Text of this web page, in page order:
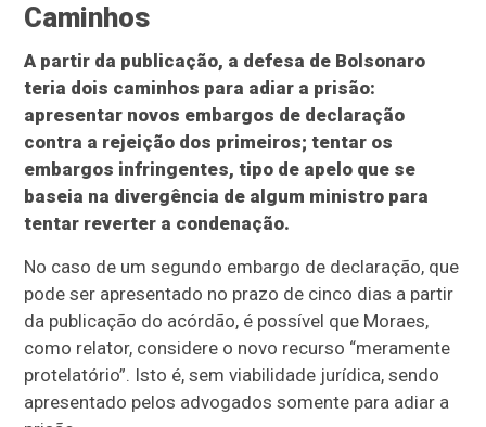
Caminhos
A partir da publicação, a defesa de Bolsonaro
teria dois caminhos para adiar a prisão:
apresentar novos embargos de declaração
contra a rejeição dos primeiros; tentar os
embargos infringentes, tipo de apelo que se
baseia na divergência de algum ministro para
tentar reverter a condenação.
No caso de um segundo embargo de declaração, que
pode ser apresentado no prazo de cinco dias a partir
da publicação do acórdão, é possível que Moraes,
como relator, considere o novo recurso “meramente
protelatório”. Isto é, sem viabilidade jurídica, sendo
apresentado pelos advogados somente para adiar a